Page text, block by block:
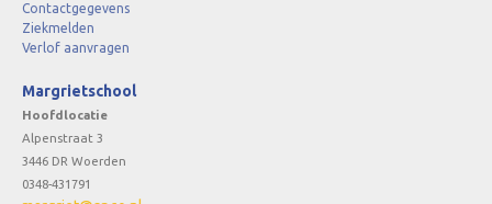
Contactgegevens
Ziekmelden
Verlof aanvragen
Margrietschool
Hoofdlocatie
Alpenstraat 3
3446 DR Woerden
0348-431791